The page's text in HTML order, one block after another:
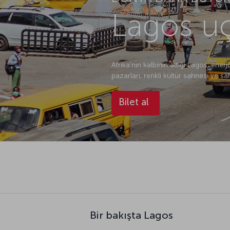
Lagos
Afrika’nın kalbinin attığı Lagos,
pazarları, renkli kültür sahnesi ve
Bilet al
Bir bakışta Lagos